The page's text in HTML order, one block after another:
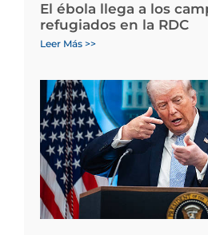
El ébola llega a los
refugiados en la RDC
Leer Más >>